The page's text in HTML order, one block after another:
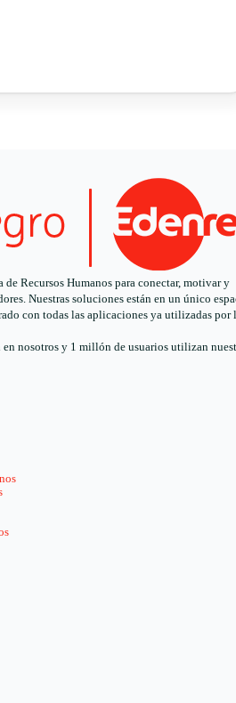
de Recursos Humanos para conectar, motivar y
Nuestras soluciones están en un único
con todas las aplicaciones ya utilizadas por
nosotros y 1 millón de usuarios utilizan